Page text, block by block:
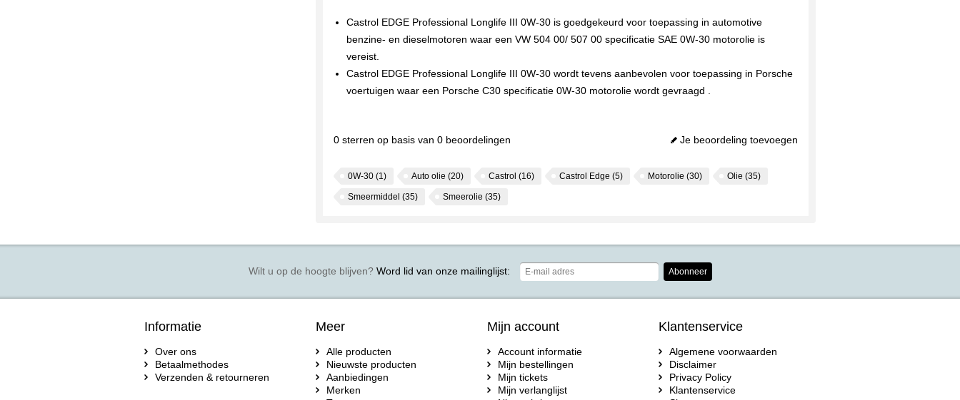
Castrol EDGE Professional Longlife III 0W-30 is goedgekeurd voor toepassing in automotive
benzine- en dieselmotoren waar een VW 504 00/ 507 00 specificatie SAE 0W-30 motorolie is
vereist.
Castrol EDGE Professional Longlife III 0W-30 wordt tevens aanbevolen voor toepassing in Porsche
voertuigen waar een Porsche C30 specificatie 0W-30 motorolie wordt gevraagd .
0 sterren op basis van 0 beoordelingen Je beoordeling toevoegen
0W-30 (1) Auto olie (20) Castrol (16) Castrol Edge (5) Motorolie (30) Olie (35)
Smeermiddel (35) Smeerolie (35)
Wilt u op de hoogte blijven?Word lid van onze mailinglijst: Abonneer
Informatie
Over ons
Betaalmethodes
Verzenden & retourneren
Meer
Alle producten
Nieuwste producten
Aanbiedingen
Merken
Mijn account
Account informatie
Mijn bestellingen
Mijn tickets
Mijn verlanglijst
Klantenservice
Algemene voorwaarden
Disclaimer
Privacy Policy
Klantenservice